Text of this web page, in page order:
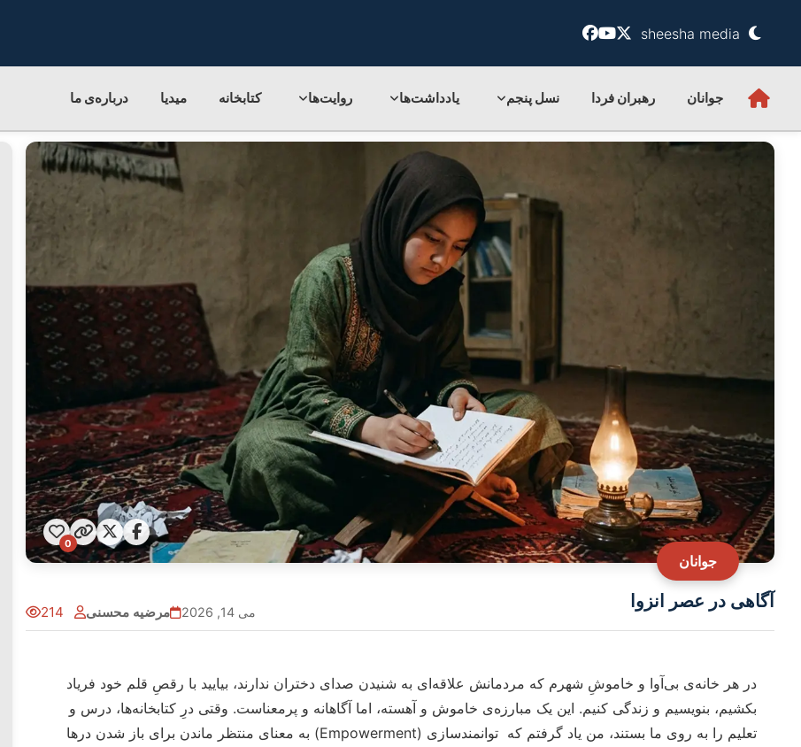
sheesha media
جوانان رهبران فردا نسل پنجم یادداشت‌ها روایت‌ها کتابخانه میدیا درباره‌ی‌ ما
جوانان
0
آگاهی در عصر انزوا
214 مرضیه محسنی می 14, 2026
در هر خانه‌ی بی‌آوا و خاموشِ شهرم که مردمانش علاقه‌ای به شنیدن صدای دختران ندارند، بیایید با رقصِ قلم‌ خود فریاد
بکشیم، بنویسیم و زندگی‌ کنیم. این یک مبارزه‌ی خاموش و آهسته، اما آگاهانه و پرمعناست. وقتی درِ کتابخانه‌ها، درس و
تعلیم را به روی ما بستند، من یاد گرفتم که توانمندسازی (Empowerment) به معنای منتظر ماندن برای باز شدن درها